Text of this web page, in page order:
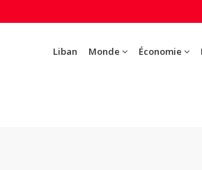
Liban Monde Économie